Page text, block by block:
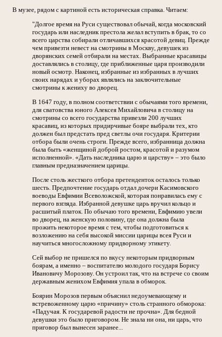
В музее, рядом с картиной есть историческая справка. Читаем:
"Долгое время на Руси существовал обычай, когда московский
государь или наследник престола желал вступить в брак, то со
всего царства собирали отличавшихся красотой девиц. Прежде
чем привезти невест на смотрины в Москву, девушек из
дворянских семей отбирали на местах. Выбранные красавицы
доставлялись в столицу, где приближенные царя производили
новый осмотр. Наконец, избранные из избранных в лучших
своих нарядах и уборах являлись на заключительные
смотрины к жениху во дворец.
В 1647 году, в полном соответствии с обычаями того времени,
для сватовства юного Алексея Михайловича в столицу на
смотрины со всего государства привезли 200 лучших
красавиц, из которых придирчивые бояре выбрали тех, кто
должен был предстать пред светлы очи государя. Критерии
отбора были очень строги. Прежде всего, избранница должна
была быть «женщиной доброй ростом, красотой и разумом
исполненной». «Дать наследника царю и царству» – это было
главным предназначением царицы.
После столь жесткого отбора претенденток осталось только
шесть. Предпочтение государь отдал дочери Касимовского
воеводы Евфимии Всеволожской, которая понравилась ему с
первого взгляда. Избранной девушке царь вручил кольцо и
расшитый платок. По обычаю того времени, Евфимию увели
во дворец, на женскую половину, где она должна была
прожить некоторое время с тем, чтобы подготовиться к
возложению на себя высокой миссии царицы всея Руси и
научиться многосложному придворному этикету.
Сей выбор не пришелся по вкусу некоторым придворным
боярам, а именно – воспитателю молодого государя Борису
Ивановичу Морозову. Он устроил так, что на встрече со своим
державным женихом Евфимия упала в обморок.
Боярин Морозов первым объяснил недоумевающему и
встревоженному царю «причину» столь странного обморока:
«Падучая. К государевой радости не прочна». Для бедной
девушки это было приговором. Не знала ни она, ни царь, что
приговор был вынесен заранее...